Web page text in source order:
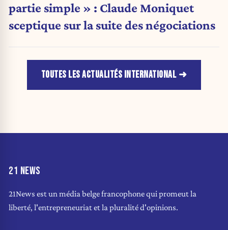
partie simple » : Claude Moniquet
sceptique sur la suite des négociations
TOUTES LES ACTUALITÉS INTERNATIONAL
21 NEWS
21News est un média belge francophone qui promeut la
liberté, l'entrepreneuriat et la pluralité d'opinions.